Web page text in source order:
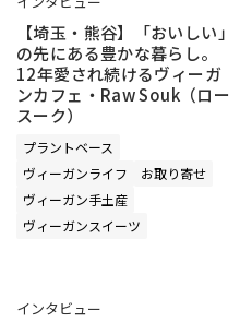
【埼玉・熊谷】「おいしい」
の先にある豊かな暮らし。
12年愛され続けるヴィーガ
ンカフェ・Raw Souk（ロー
スーク）
プラントベース
ヴィーガンライフ
お取り寄せ
ヴィーガン手土産
ヴィーガンスイーツ
インタビュー